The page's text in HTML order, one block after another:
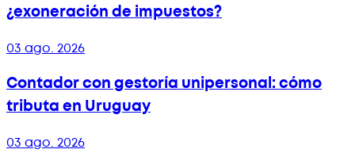
¿exoneración de impuestos?
03 ago. 2026
Contador con gestoría unipersonal: cómo
tributa en Uruguay
03 ago. 2026